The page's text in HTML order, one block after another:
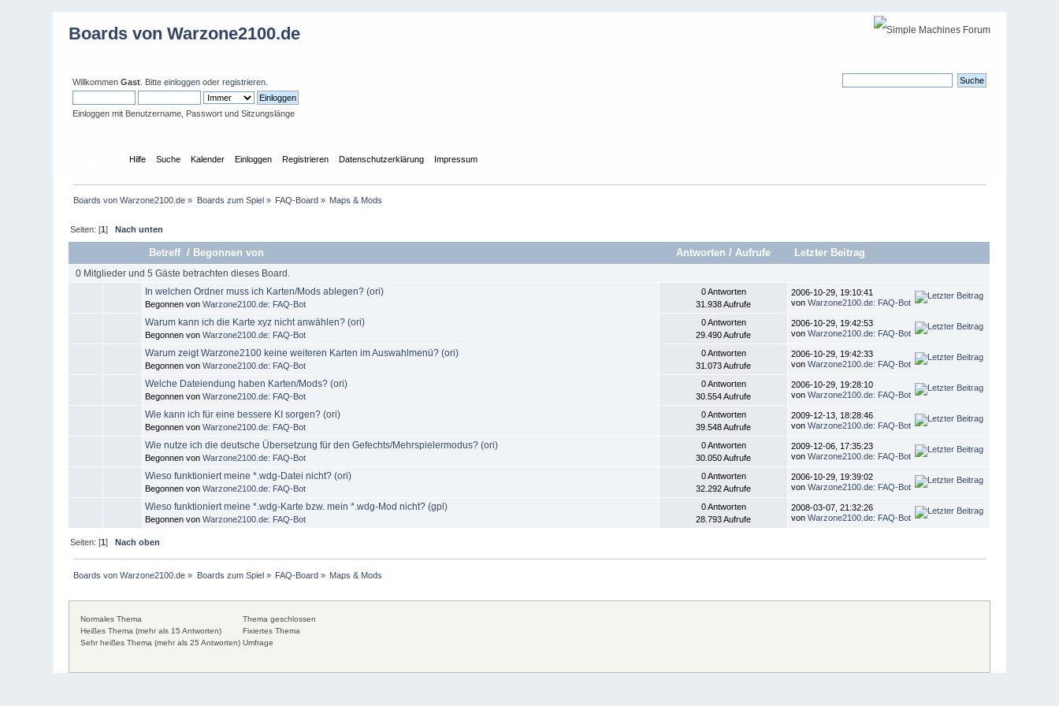
Boards von Warzone2100.de
WillkommenGast . Bitteeinloggen oderregistrieren
Einloggen mit Benutzername, Passwort und Sitzungslänge
Hilfe Suche Kalender Einloggen Registrieren Datenschutzerklärung Impressum
Boards von Warzone2100.de » Boards zum Spiel» FAQ-Board » Maps & Mods
Seiten: [1]Nach unten
Betreff / Begonnen von Antworten / Aufrufe Letzter Beitrag
0 Mitglieder und 5 Gäste betrachten dieses Board.
In welchen Ordner muss ich Karten/Mods ablegen? (ori)
Begonnen vonWarzone2100.de: FAQ-Bot
0 Antworten
31.938 Aufrufe
2006-10-29, 19:10:41
vonWarzone2100.de: FAQ-Bot
Warum kann ich die Karte xyz nicht anwählen? (ori)
Begonnen vonWarzone2100.de: FAQ-Bot
0 Antworten
29.490 Aufrufe
2006-10-29, 19:42:53
vonWarzone2100.de: FAQ-Bot
Warum zeigt Warzone2100 keine weiteren Karten im Auswahlmenü? (ori)
Begonnen vonWarzone2100.de: FAQ-Bot
0 Antworten
31.073 Aufrufe
2006-10-29, 19:42:33
vonWarzone2100.de: FAQ-Bot
Welche Dateiendung haben Karten/Mods? (ori)
Begonnen vonWarzone2100.de: FAQ-Bot
0 Antworten
30.554 Aufrufe
2006-10-29, 19:28:10
vonWarzone2100.de: FAQ-Bot
Wie kann ich für eine bessere KI sorgen? (ori)
Begonnen vonWarzone2100.de: FAQ-Bot
0 Antworten
39.548 Aufrufe
2009-12-13, 18:28:46
vonWarzone2100.de: FAQ-Bot
Wie nutze ich die deutsche Übersetzung für den Gefechts/Mehrspielermodus? (ori)
Begonnen vonWarzone2100.de: FAQ-Bot
0 Antworten
30.050 Aufrufe
2009-12-06, 17:35:23
vonWarzone2100.de: FAQ-Bot
Wieso funktioniert meine *.wdg-Datei nicht? (ori)
Begonnen vonWarzone2100.de: FAQ-Bot
0 Antworten
32.292 Aufrufe
2006-10-29, 19:39:02
vonWarzone2100.de: FAQ-Bot
Wieso funktioniert meine *.wdg-Karte bzw. mein *.wdg-Mod nicht? (gpl)
Begonnen vonWarzone2100.de: FAQ-Bot
0 Antworten
28.793 Aufrufe
2008-03-07, 21:32:26
vonWarzone2100.de: FAQ-Bot
Seiten: [1]Nach oben
Boards von Warzone2100.de » Boards zum Spiel» FAQ-Board » Maps & Mods
Normales Thema
Heißes Thema (mehr als 15 Antworten)
Sehr heißes Thema (mehr als 25 Antworten)
Thema geschlossen
Fixiertes Thema
Umfrage